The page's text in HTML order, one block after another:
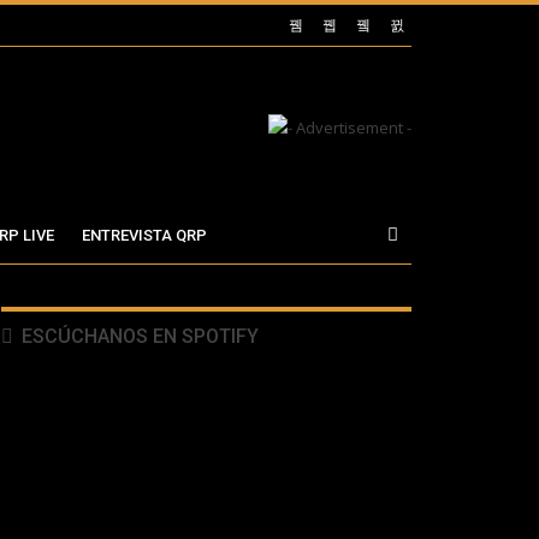
LIVE ENTREVISTA QRP
ESCÚCHANOS EN SPOTIFY